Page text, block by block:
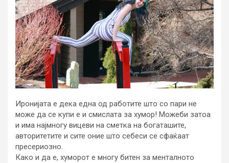
Иронијата е дека една од работите што со пари не
може да се купи е и смислата за хумор! Можеби затоа
и има најмногу вицеви на сметка на богаташите,
авторитетите и сите оние што себеси се сфаќаат
пресериозно.
Како и да е, хуморот е многу битен за менталното